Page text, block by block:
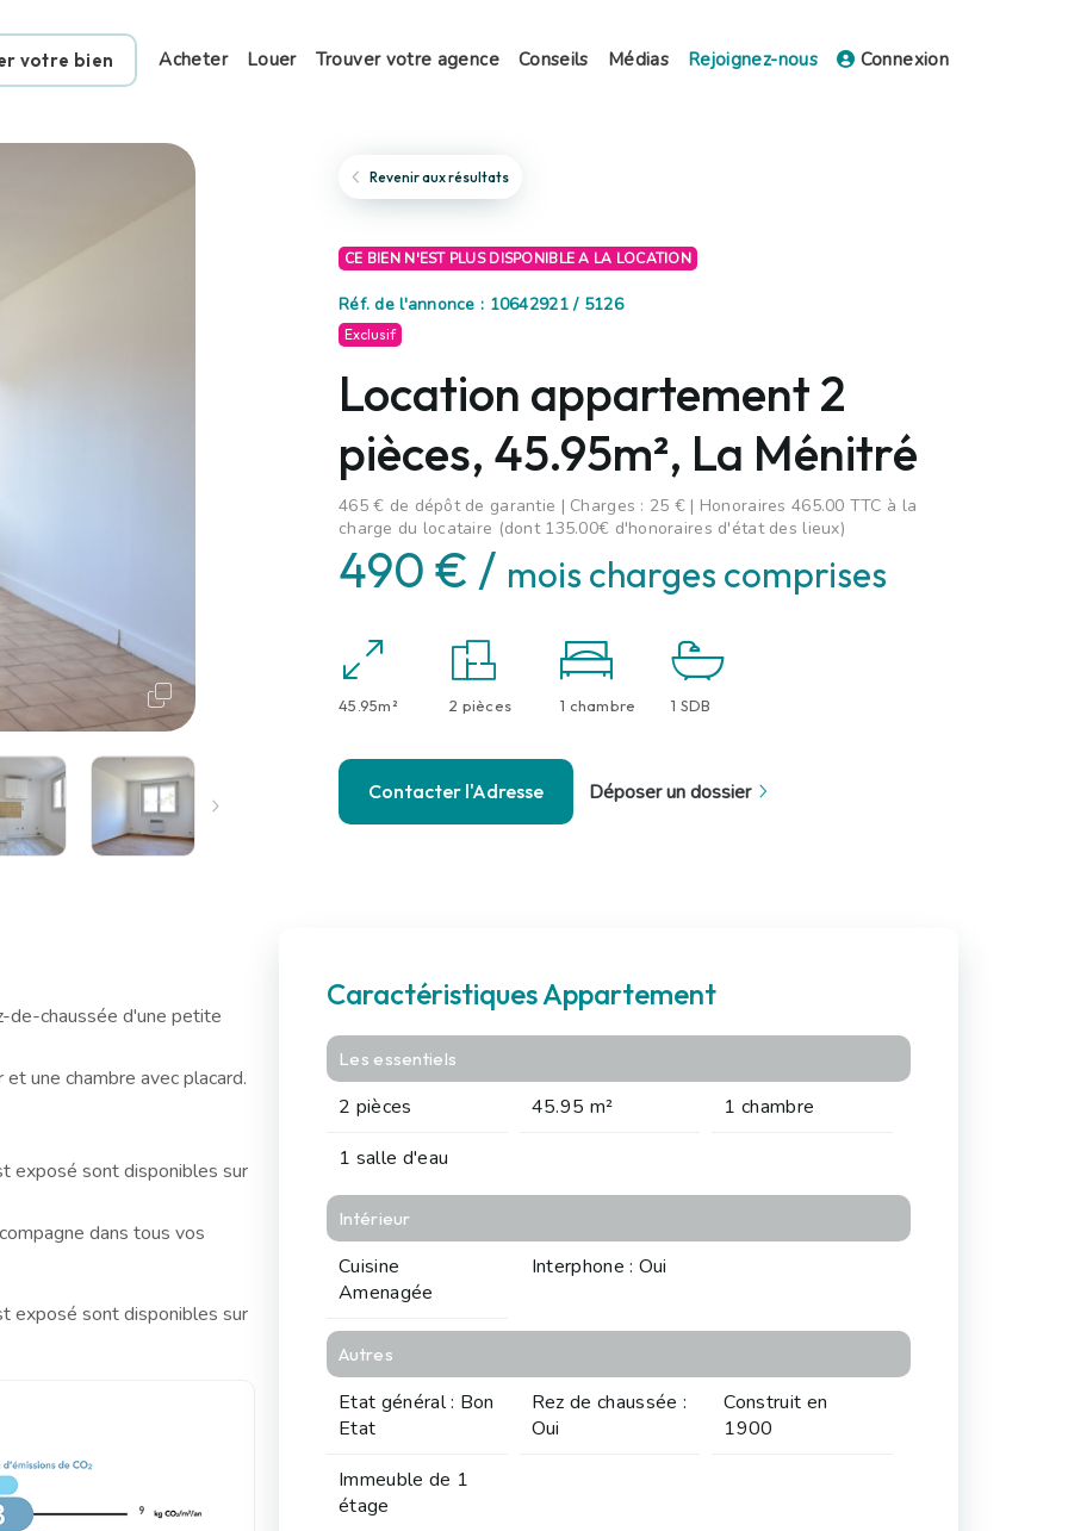
votre bien Acheter Louer Trouver votre agence Conseils Médias Rejoignez-nous Connexion
Revenir aux résultats
CE BIEN N'EST PLUS DISPONIBLE A LA LOCATION
Réf. de l'annonce : 10642921 / 5126
Exclusif
Location appartement 2
pièces, 45.95m², La Ménitré
465 € de dépôt de garantie | Charges : 25 € | Honoraires 465.00 TTC à la
charge du locataire (dont 135.00€ d'honoraires d'état des lieux)
490 € / mois charges comprises
45.95m² 2 pièces 1 chambre 1 SDB
Contacter l'Adresse Déposer un dossier
chaussée d'une petite
une chambre avec placard.
exposé sont disponibles sur
dans tous vos
exposé sont disponibles sur
9
Caractéristiques Appartement
Les essentiels
2 pièces 45.95 m²
1 chambre
1 salle d'eau
Intérieur
Cuisine
Amenagée
Interphone : Oui
Autres
Etat général : Bon
Etat
Rez de chaussée :
Oui
Construit en
1900
Immeuble de 1
étage